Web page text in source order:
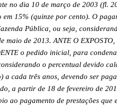
no dia 10 de março de 2003 (fl.
em 15% (quinze por cento). O
Pública, ou seja,
maio de 2013. ANTE O
o pedido inicial, para
o percentual devido
a cada três anos, devendo ser
a partir de 18 de fevereiro de
ao pagamento de prestações